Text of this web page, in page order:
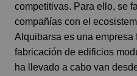
competitivas. Para ello, se
compañías con el
Alquibarsa es una
fabricación de edificios
ha llevado a cabo van